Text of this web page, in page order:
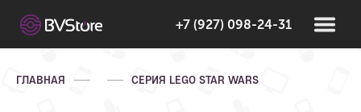
+7 (927) 098-24-31
ГЛАВНАЯ СЕРИЯ LEGO STAR WARS